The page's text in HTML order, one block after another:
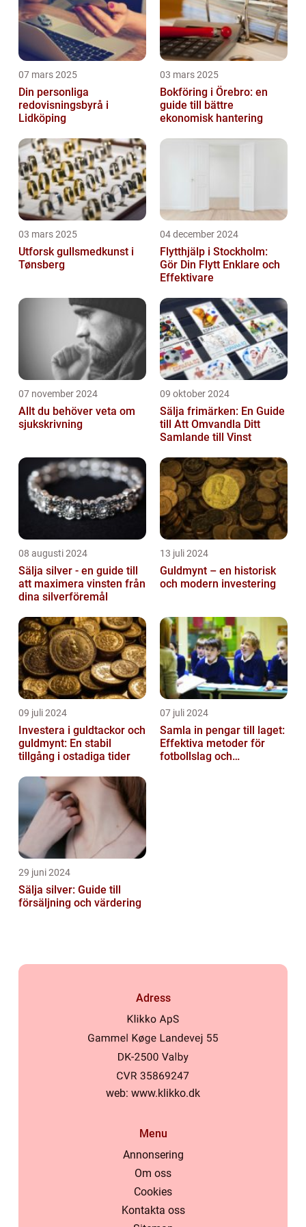
07 mars 2025
Din personliga
redovisningsbyrå i
Lidköping
03 mars 2025
Bokföring i Örebro: en
guide till bättre
ekonomisk hantering
03 mars 2025
Utforsk gullsmedkunst i
Tønsberg
04 december 2024
Flytthjälp i Stockholm:
Gör Din Flytt Enklare och
Effektivare
07 november 2024
Allt du behöver veta om
sjukskrivning
09 oktober 2024
Sälja frimärken: En Guide
till Att Omvandla Ditt
Samlande till Vinst
08 augusti 2024
Sälja silver - en guide till
att maximera vinsten från
dina silverföremål
13 juli 2024
Guldmynt – en historisk
och modern investering
09 juli 2024
Investera i guldtackor och
guldmynt: En stabil
tillgång i ostadiga tider
07 juli 2024
Samla in pengar till laget:
Effektiva metoder för
fotbollslag och
29 juni 2024
Sälja silver: Guide till
försäljning och värdering
Adress
web: www.klikko.dk
Menu
Annonsering
Om oss
Cookies
Kontakta oss